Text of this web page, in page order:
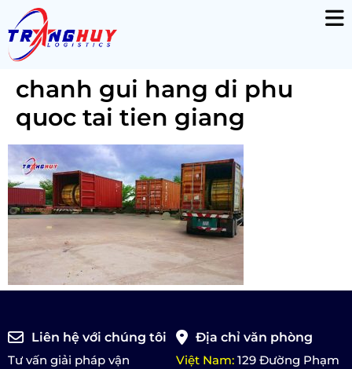
chanh gui hang di phu
quoc tai tien giang
Liên hệ với chúng tôi
Tư vấn giải pháp vận
Địa chỉ văn phòng
Việt Nam: 129 Đường Phạm